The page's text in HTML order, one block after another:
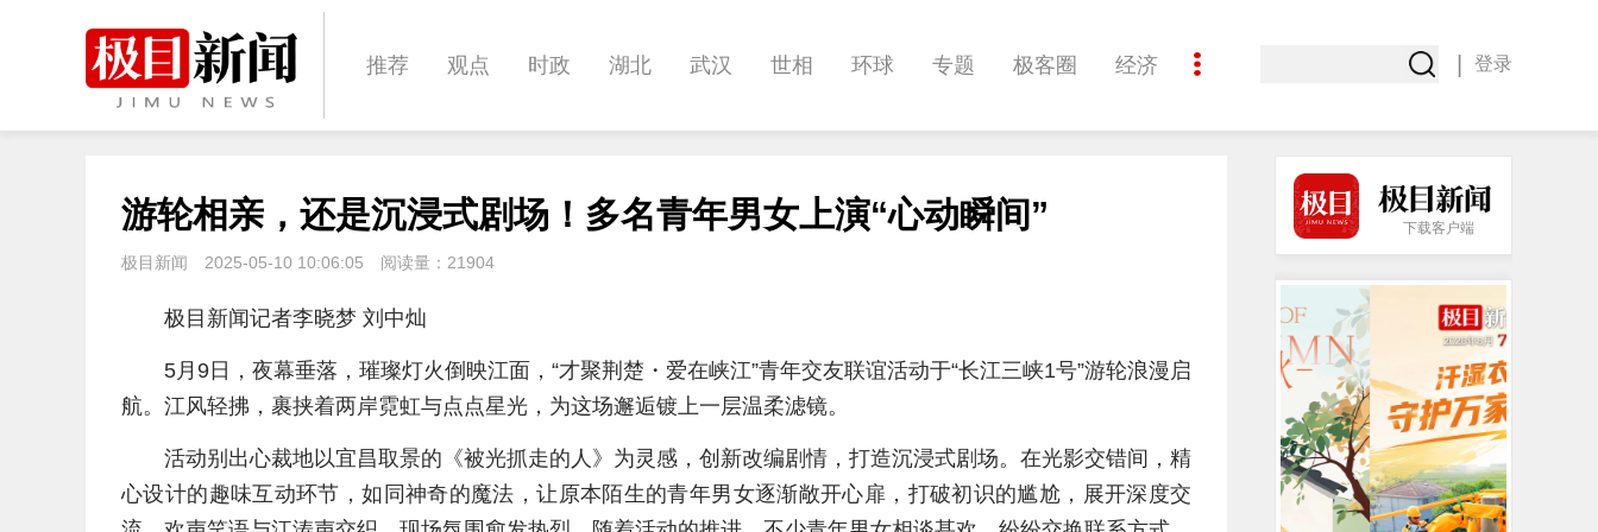
推荐 观点 时政 湖北 武汉 世相 环球 专题 极客圈 经济
体育 娱乐 影像 帅作文 International 职教院
登录
游轮相亲，还是沉浸式剧场！多名青年男女上演“心动瞬间”
极目新闻 2025-05-10 10:06:05 阅读量： 21904
极目新闻记者李晓梦 刘中灿
5月9日，夜幕垂落，璀璨灯火倒映江面，“才聚荆楚・爱在峡江”青年交友联谊活动于“长江三峡1号”游轮浪漫启
航。江风轻拂，裹挟着两岸霓虹与点点星光，为这场邂逅镀上一层温柔滤镜。
活动别出心裁地以宜昌取景的《被光抓走的人》为灵感，创新改编剧情，打造沉浸式剧场。在光影交错间，精
心设计的趣味互动环节，如同神奇的魔法，让原本陌生的青年男女逐渐敞开心扉，打破初识的尴尬，展开深度交
下载客户端